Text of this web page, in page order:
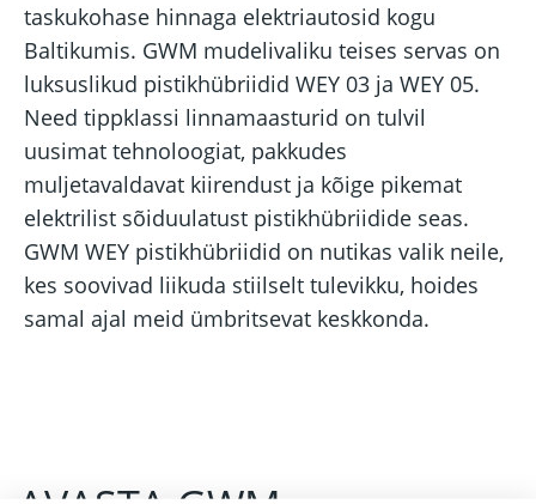
taskukohase hinnaga elektriautosid kogu
Baltikumis. GWM mudelivaliku teises servas on
luksuslikud pistikhübriidid WEY 03 ja WEY 05.
Need tippklassi linnamaasturid on tulvil
uusimat tehnoloogiat, pakkudes
muljetavaldavat kiirendust ja kõige pikemat
elektrilist sõiduulatust pistikhübriidide seas.
GWM WEY pistikhübriidid on nutikas valik neile,
kes soovivad liikuda stiilselt tulevikku, hoides
samal ajal meid ümbritsevat keskkonda.